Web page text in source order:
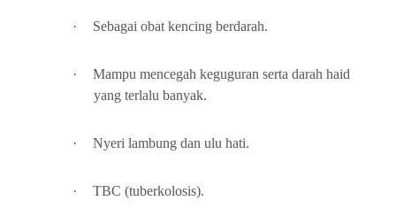
· Sebagai obat kencing berdarah.
·
Mampu mencegah keguguran serta darah haid
yang terlalu banyak.
· Nyeri lambung dan ulu hati.
· TBC (tuberkolosis).